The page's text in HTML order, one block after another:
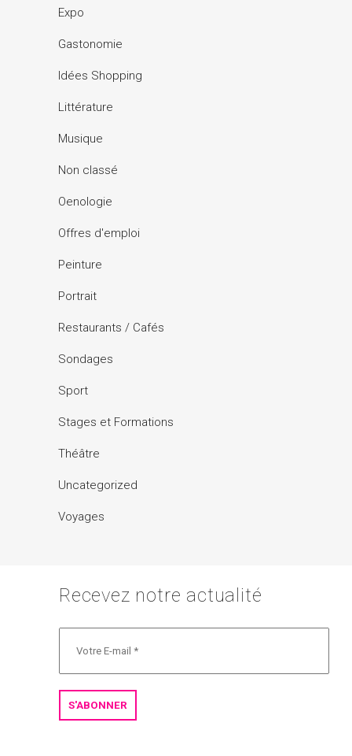
Expo
Gastonomie
Idées Shopping
Littérature
Musique
Non classé
Oenologie
Offres d'emploi
Peinture
Portrait
Restaurants / Cafés
Sondages
Sport
Stages et Formations
Théâtre
Uncategorized
Voyages
Recevez notre actualité